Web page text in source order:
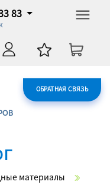
83
ОБРАТНАЯ СВЯЗЬ
материалы